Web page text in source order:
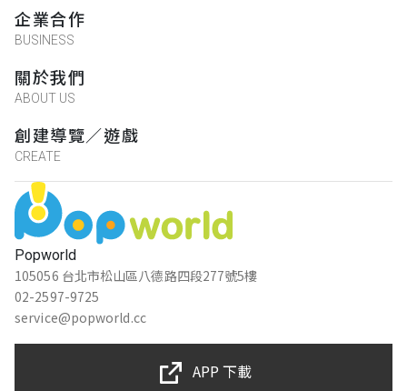
Popworld
105056 台北市松山區八德路四段277號5樓
02-2597-9725
service@popworld.cc
企業合作
BUSINESS
關於我們
ABOUT US
創建導覽／遊戲
CREATE
APP 下載